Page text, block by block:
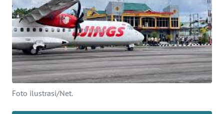
Foto ilustrasi/Net.
BERITA
KONTAK
KAMI
INFO
IKLAN